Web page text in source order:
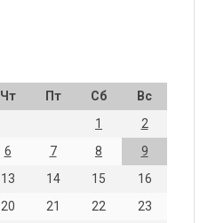
Чт Пт Сб
Вс
1
2
6 7 8
9
13 14 15
16
20 21 22
23